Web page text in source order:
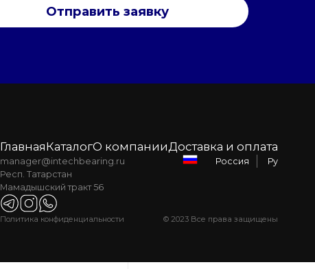
Отправить заявку
ГлавнаяКаталогО компанииДоставка и оплата
manager@intechbearing.ru
Респ. Татарстан
Мамадышский тракт 56
Россия Ру
Политика конфиденциальности © 2023 Все права защищены